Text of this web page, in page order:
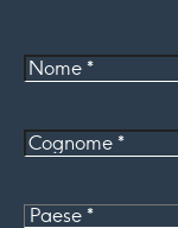
Nome
Cognome
Paese